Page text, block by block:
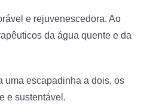
e rejuvenescedora. Ao
da água quente e da
uma escapadinha a dois, os
e sustentável.